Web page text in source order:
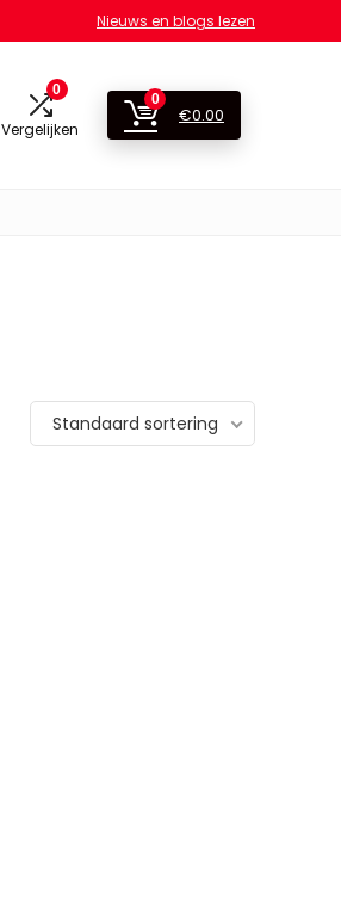
Nieuws en blogs lezen
0
Vergelijken
0
€0.00
Standaard sortering